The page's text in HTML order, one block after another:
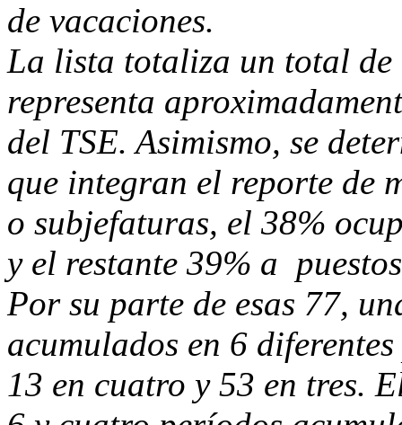
de vacaciones.
La lista totaliza un total
representa
del TSE. Asimismo, se
que integran el reporte de
o subjefaturas, el 38%
y el restante 39% a
Por su parte de esas 77,
acumulados en 6
13 en cuatro y 53 en tres.